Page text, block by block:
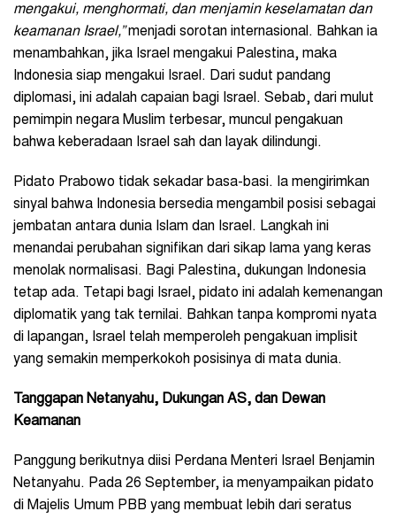
mengakui, menghormati, dan menjamin keselamatan dan
keamanan Israel,”menjadi sorotan internasional. Bahkan ia
menambahkan, jika Israel mengakui Palestina, maka
Indonesia siap mengakui Israel. Dari sudut pandang
diplomasi, ini adalah capaian bagi Israel. Sebab, dari mulut
pemimpin negara Muslim terbesar, muncul pengakuan
bahwa keberadaan Israel sah dan layak dilindungi.
Pidato Prabowo tidak sekadar basa-basi. Ia mengirimkan
sinyal bahwa Indonesia bersedia mengambil posisi sebagai
jembatan antara dunia Islam dan Israel. Langkah ini
menandai perubahan signifikan dari sikap lama yang keras
menolak normalisasi. Bagi Palestina, dukungan Indonesia
tetap ada. Tetapi bagi Israel, pidato ini adalah kemenangan
diplomatik yang tak ternilai. Bahkan tanpa kompromi nyata
di lapangan, Israel telah memperoleh pengakuan implisit
yang semakin memperkokoh posisinya di mata dunia.
Tanggapan Netanyahu, Dukungan AS, dan Dewan
Keamanan
Panggung berikutnya diisi Perdana Menteri Israel Benjamin
Netanyahu. Pada 26 September, ia menyampaikan pidato
di Majelis Umum PBB yang membuat lebih dari seratus